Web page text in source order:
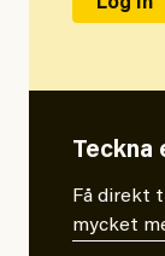
Teckna
Få direkt
mycket